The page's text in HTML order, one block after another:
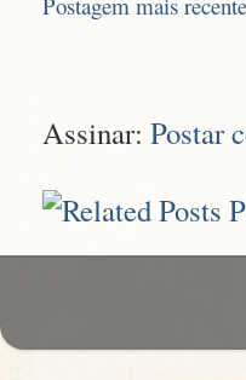
Assinar: Postar